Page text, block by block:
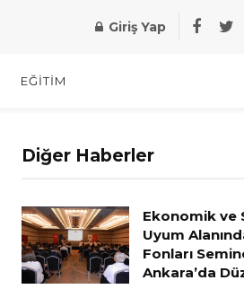
Giriş Yap
EĞITIM
Diğer Haberler
Ekonomik ve
Uyum
Fonları
Ankara’da